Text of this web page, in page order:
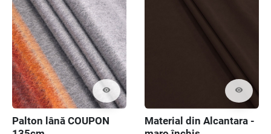
visibility
Palton lână COUPON
visibility
Material din Alcantara -